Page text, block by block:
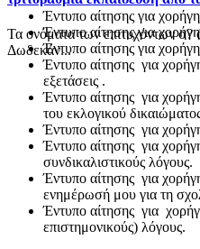
Τα ονόματα των επιτυχόντων σ?
Δωδεκάν...
Έντυπο αίτησης για
Έντυπο αίτησης για
Έντυπο αίτησης για
Έντυπο αίτησης για
εξετάσεις .
Έντυπο αίτησης για
του εκλογικού
Έντυπο αίτησης για
Έντυπο αίτησης για
συνδικαλιστικούς λόγους.
Έντυπο αίτησης για
ενημέρωσή μου για τη
Έντυπο αίτησης για
επιστημονικούς) λόγους.